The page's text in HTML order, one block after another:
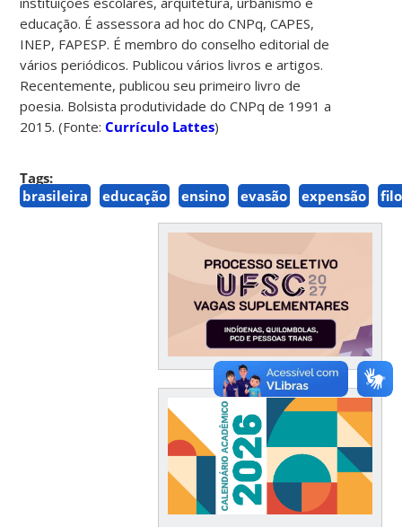
educação. É assessora ad hoc do CNPq, CAPES,
INEP, FAPESP. É membro do conselho editorial de
vários periódicos. Publicou vários livros e artigos.
Recentemente, publicou seu primeiro livro de
poesia. Bolsista produtividade do CNPq de 1991 a
2015. (Fonte:Currículo Lattes)
Tags:
brasileira
educação ensino evasão expensão